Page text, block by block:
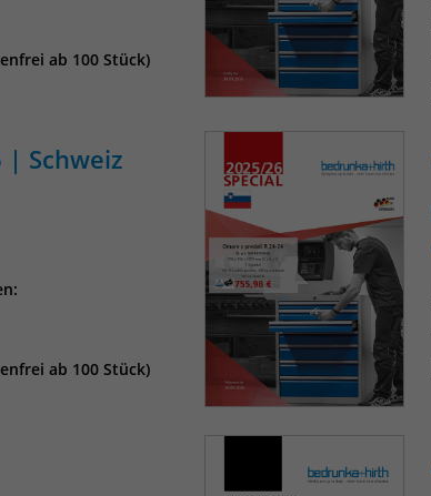
ab 100 Stück)
| Schweiz
ab 100 Stück)
Das Cookie wird genutzt um temporär
Session Daten zu speichern
Das Cookie wird gesetzt um zu überprüfen
ob der Browser erlaubt Cookies zu setzen. Es